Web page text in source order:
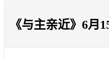
《与主亲近》6月